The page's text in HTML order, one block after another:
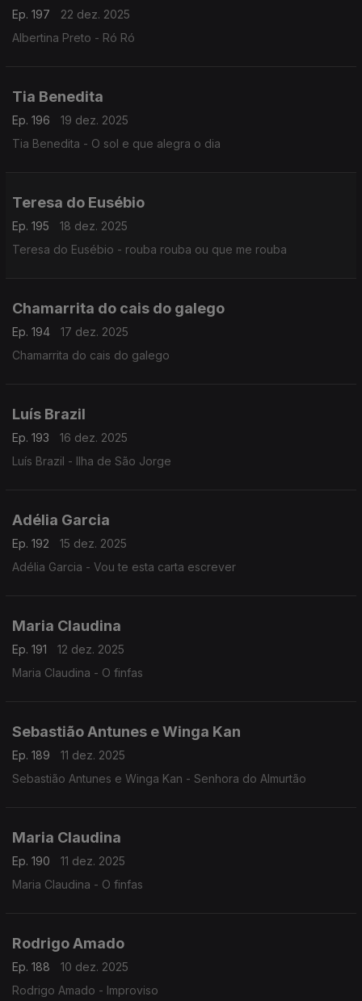
Ep. 197
22 dez. 2025
Albertina Preto - Ró Ró
Tia Benedita
Ep. 196
19 dez. 2025
Tia Benedita - O sol e que alegra o dia
Teresa do Eusébio
Ep. 195
18 dez. 2025
Teresa do Eusébio - rouba rouba ou que me rouba
Chamarrita do cais do galego
Ep. 194
17 dez. 2025
Chamarrita do cais do galego
Luís Brazil
Ep. 193
16 dez. 2025
Luís Brazil - Ilha de São Jorge
Adélia Garcia
Ep. 192
15 dez. 2025
Adélia Garcia - Vou te esta carta escrever
Maria Claudina
Ep. 191
12 dez. 2025
Maria Claudina - O finfas
Sebastião Antunes e Winga Kan
Ep. 189
11 dez. 2025
Sebastião Antunes e Winga Kan - Senhora do Almurtão
Maria Claudina
Ep. 190
11 dez. 2025
Maria Claudina - O finfas
Rodrigo Amado
Ep. 188
10 dez. 2025
Rodrigo Amado - Improviso